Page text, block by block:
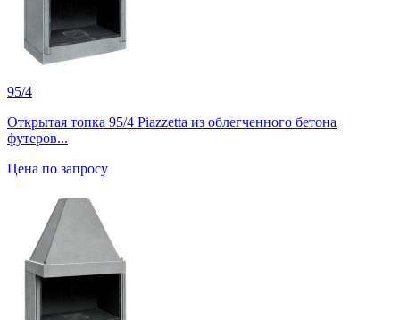
95/4
Открытая топка 95/4 Piazzetta из облегченного бетона
футеров...
Цена по запросу